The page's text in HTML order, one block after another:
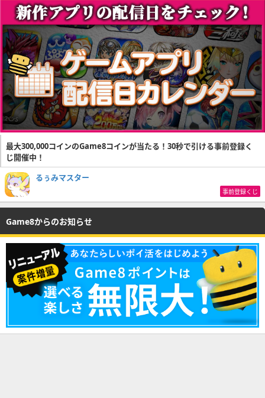
最大300,000コインのGame8コインが当たる！30秒で引ける事前登録く
じ開催中！
るぅみマスター
事前登録くじ
Game8からのお知らせ